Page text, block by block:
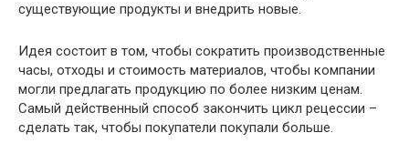
существующие продукты и внедрить новые.
Идея состоит в том, чтобы сократить производственные
часы, отходы и стоимость материалов, чтобы компании
могли предлагать продукцию по более низким ценам.
Самый действенный способ закончить цикл рецессии –
сделать так, чтобы покупатели покупали больше.